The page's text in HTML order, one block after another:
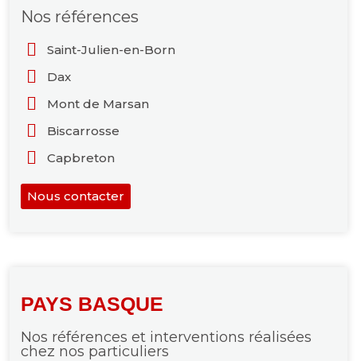
Nos références
Saint-Julien-en-Born
Dax
Mont de Marsan
Biscarrosse
Capbreton
Nous contacter
PAYS BASQUE
Nos références et interventions réalisées
chez nos particuliers